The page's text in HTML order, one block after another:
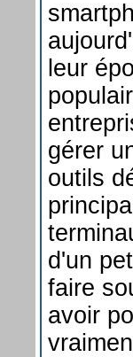
leur
gérer
outils
d'un
faire
avoir